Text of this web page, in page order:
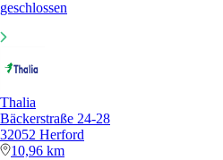
geschlossen
Thalia
Bäckerstraße 24-28
32052 Herford
10,96 km